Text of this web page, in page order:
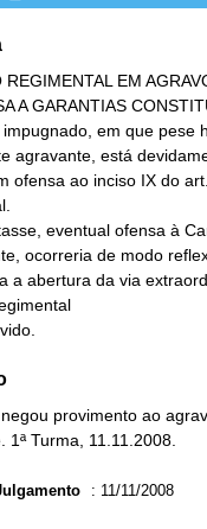
REGIMENTAL EM
em que pese
eventual ofensa à
provimento ao
1ª Turma, 11.11.2008.
: 11/11/2008